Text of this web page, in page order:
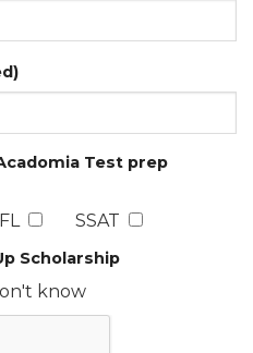
Test prep
SSAT
Scholarship
know